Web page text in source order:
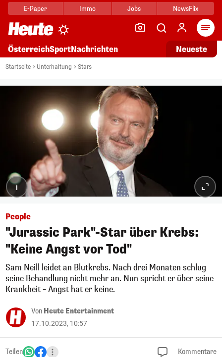
E-Paper Immo Jobs NewsFlix
ÖsterreichSportNachrichten Neueste
Startseite Unterhaltung Stars
i
People
"Jurassic Park"-Star über Krebs:
"Keine Angst vor Tod"
Sam Neill leidet an Blutkrebs. Nach drei Monaten schlug
seine Behandlung nicht mehr an. Nun spricht er über seine
Krankheit – Angst hat er keine.
Von Heute Entertainment
17.10.2023, 10:57
Teilen Kommentare